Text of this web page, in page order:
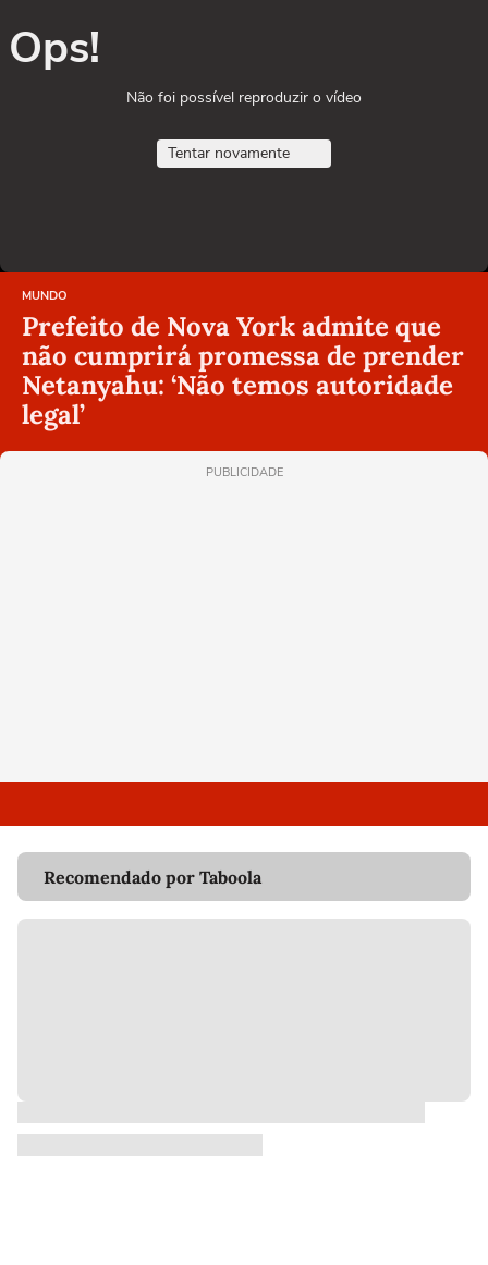
Ops!
Não foi possível reproduzir o vídeo
Tentar novamente
MUNDO
Prefeito de Nova York admite que
não cumprirá promessa de prender
Netanyahu: ‘Não temos autoridade
legal’
PUBLICIDADE
Recomendado por Taboola